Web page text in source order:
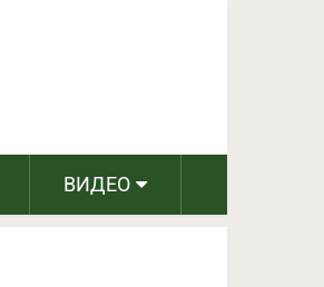
ВИДЕО